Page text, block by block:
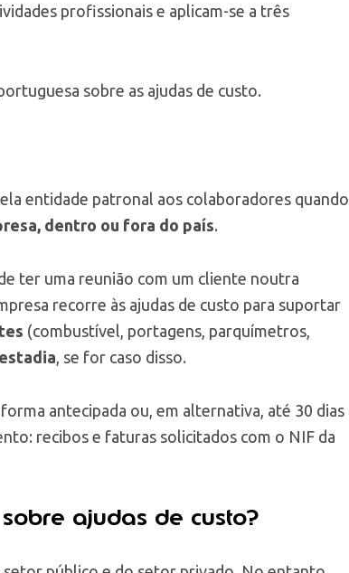
profissionais e aplicam-se a três
sobre as ajudas de custo.
entidade patronal aos colaboradores quando
dentro ou fora do país.
ter uma reunião com um cliente noutra
recorre às ajudas de custo para suportar
(combustível, portagens, parquímetros,
estadia , se for caso disso.
antecipada ou, em alternativa, até 30 dias
recibos e faturas solicitados com o NIF da
ajudas de custo?